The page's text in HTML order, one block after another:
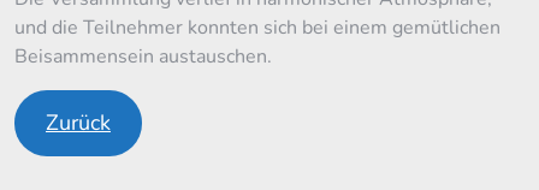
und die Teilnehmer konnten sich bei einem gemütlichen
Beisammensein austauschen.
Zurück